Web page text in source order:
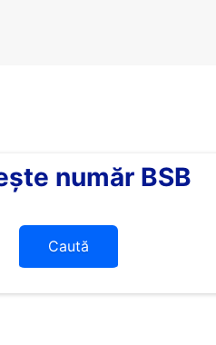
număr BSB
Caută